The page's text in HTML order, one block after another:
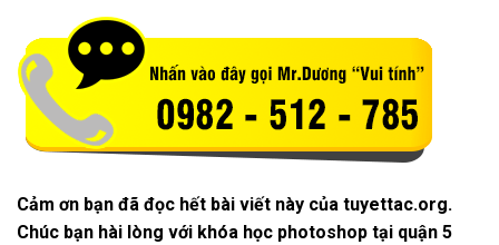
Cảm ơn bạn đã đọc hết bài viết này của tuyettac.org.
Chúc bạn hài lòng với khóa học photoshop tại quận 5